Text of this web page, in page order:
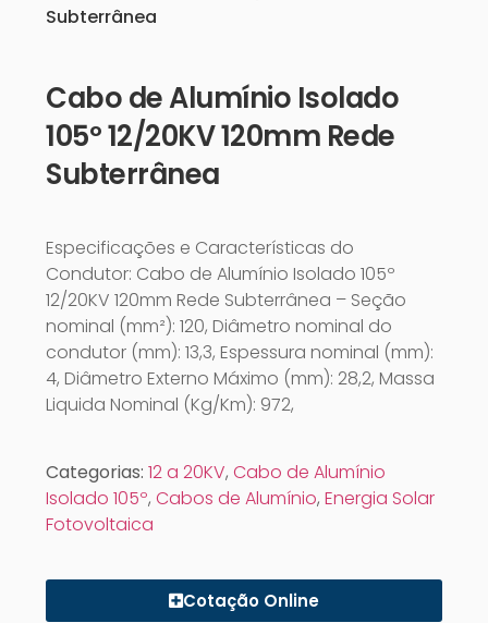
Subterrânea
Cabo de Alumínio Isolado
105º 12/20KV 120mm Rede
Subterrânea
Especificações e Características do
Condutor: Cabo de Alumínio Isolado 105º
12/20KV 120mm Rede Subterrânea – Seção
nominal (mm²): 120, Diâmetro nominal do
condutor (mm): 13,3, Espessura nominal (mm):
4, Diâmetro Externo Máximo (mm): 28,2, Massa
Liquida Nominal (Kg/Km): 972,
Categorias: 12 a 20KV, Cabo de Alumínio
Isolado 105º, Cabos de Alumínio, Energia Solar
Fotovoltaica
Cotação Online